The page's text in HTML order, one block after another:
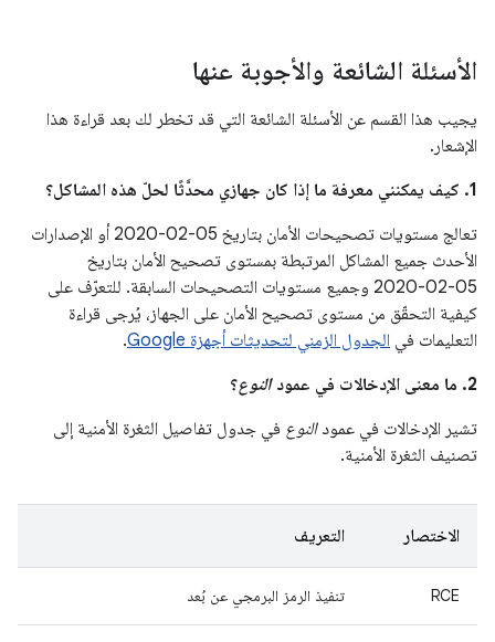
الأسئلة الشائعة والأجوبة عنها
يجيب هذا القسم عن الأسئلة الشائعة التي قد تخطر لك بعد قراءة هذا
الإشعار.
1. كيف يمكنني معرفة ما إذا كان جهازي محدَّثًا لحلّ هذه المشاكل؟
تعالج مستويات تصحيحات الأمان بتاريخ 05‏-02‏-2020 أو الإصدارات
الأحدث جميع المشاكل المرتبطة بمستوى تصحيح الأمان بتاريخ
05‏-02‏-2020 وجميع مستويات التصحيحات السابقة. للتعرّف على
كيفية التحقّق من مستوى تصحيح الأمان على الجهاز، يُرجى قراءة
التعليمات في الجدول الزمني لتحديثات أجهزة Google
.
2. ما معنى الإدخالات في عمود
النوع؟
تشير الإدخالات في عمودالنوع في جدول تفاصيل الثغرة الأمنية إلى
تصنيف الثغرة الأمنية.
الاختصار التعريف
RCE تنفيذ الرمز البرمجي عن بُعد